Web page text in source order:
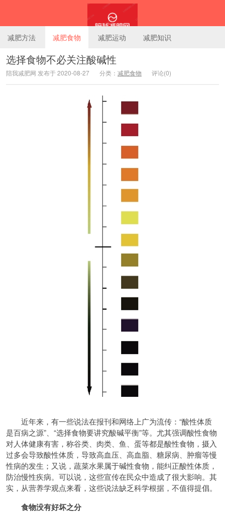
陪我减肥网
减肥方法 减肥食物 减肥运动 减肥知识
选择食物不必关注酸碱性
陪我减肥网 发布于 2020-08-27 分类： 减肥食物 评论(0)
近年来，有一些说法在报刊和网络上广为流传：“酸性体质
是百病之源”、“选择食物要讲究酸碱平衡”等。尤其强调酸性食物
对人体健康有害，称谷类、肉类、鱼、蛋等都是酸性食物，摄入
过多会导致酸性体质，导致高血压、高血脂、糖尿病、肿瘤等慢
性病的发生；又说，蔬菜水果属于碱性食物，能纠正酸性体质，
防治慢性疾病。可以说，这些宣传在民众中造成了很大影响。其
实，从营养学观点来看，这些说法缺乏科学根据，不值得提倡。
食物没有好坏之分